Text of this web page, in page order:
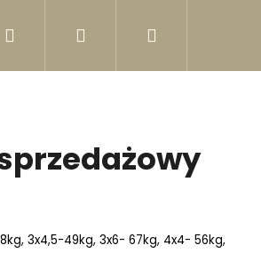
ochrony danych osobowych
Zaloguj
3x4,5-49kg, 3x6- 67kg, 4x4- 56kg,